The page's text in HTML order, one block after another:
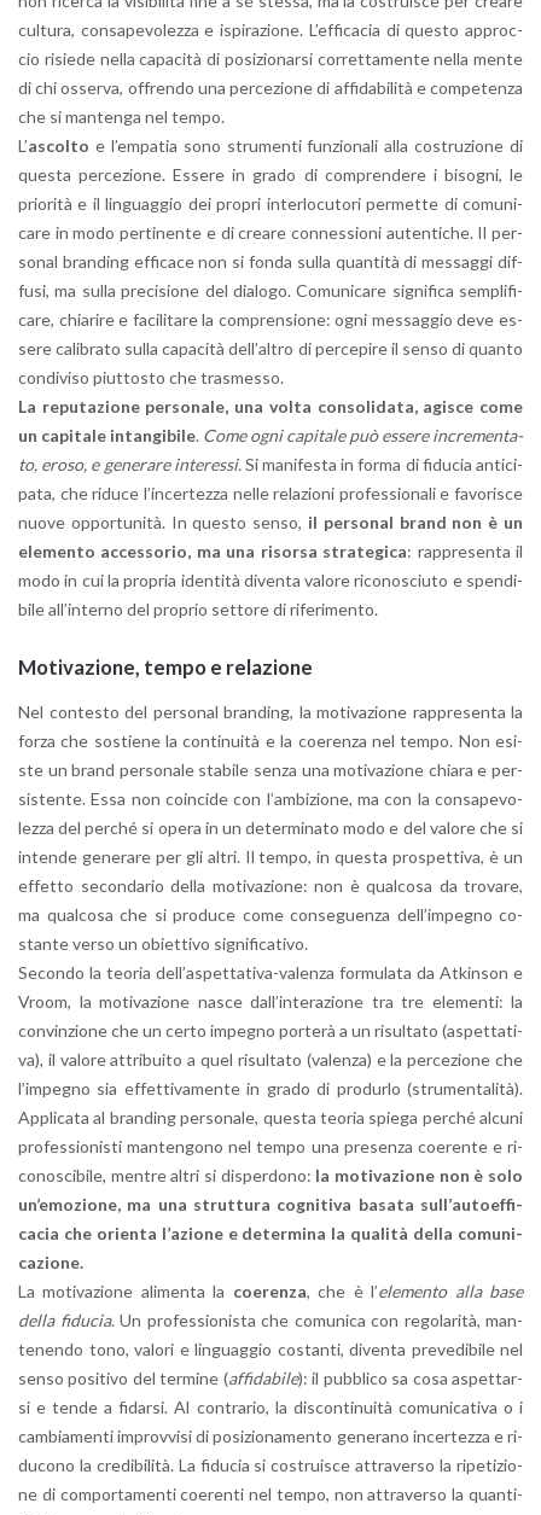
cul­tu­ra, con­sa­pe­vo­lez­za e ispi­ra­zio­ne. L’ef­fi­ca­cia di que­sto ap­proc­
cio ri­sie­de nella ca­pa­ci­tà di po­si­zio­nar­si cor­ret­ta­men­te nella mente
di chi os­ser­va, of­fren­do una per­ce­zio­ne di af­fi­da­bi­li­tà e com­pe­ten­za
che si man­ten­ga nel tempo.
L’ascol­to e l’em­pa­tia sono stru­men­ti fun­zio­na­li alla co­stru­zio­ne di
que­sta per­ce­zio­ne. Es­se­re in grado di com­pren­de­re i bi­so­gni, le
prio­ri­tà e il lin­guag­gio dei pro­pri in­ter­lo­cu­to­ri per­met­te di co­mu­ni­
ca­re in modo per­ti­nen­te e di crea­re con­nes­sio­ni au­ten­ti­che. Il per­
so­nal bran­ding ef­fi­ca­ce non si fonda sulla quan­ti­tà di mes­sag­gi dif­
fu­si, ma sulla pre­ci­sio­ne del dia­lo­go. Co­mu­ni­ca­re si­gni­fi­ca sem­pli­fi­
ca­re, chia­ri­re e fa­ci­li­ta­re la com­pren­sio­ne: ogni mes­sag­gio deve es­
se­re ca­li­bra­to sulla ca­pa­ci­tà del­l’al­tro di per­ce­pi­re il senso di quan­to
con­di­vi­so piut­to­sto che tra­smes­so.
La re­pu­ta­zio­ne per­so­na­le, una volta con­so­li­da­ta, agi­sce come
un ca­pi­ta­le in­tan­gi­bi­le. Come ogni ca­pi­ta­le può es­se­re in­cre­men­ta­
to, eroso, e ge­ne­ra­re in­te­res­si.Si ma­ni­fe­sta in forma di fi­du­cia an­ti­ci­
pa­ta, che ri­du­ce l’in­cer­tez­za nelle re­la­zio­ni pro­fes­sio­na­li e fa­vo­ri­sce
nuove op­por­tu­ni­tà. In que­sto senso, il per­so­nal brand non è un
ele­men­to ac­ces­so­rio, ma una ri­sor­sa stra­te­gi­ca: rap­pre­sen­ta il
modo in cui la pro­pria iden­ti­tà di­ven­ta va­lo­re ri­co­no­sciu­to e spen­di­
bi­le al­l’in­ter­no del pro­prio set­to­re di ri­fe­ri­men­to.
Mo­ti­va­zio­ne, tempo e re­la­zio­ne
Nel con­te­sto del per­so­nal bran­ding, la mo­ti­va­zio­ne rap­pre­sen­ta la
forza che so­stie­ne la con­ti­nui­tà e la coe­ren­za nel tempo. Non esi­
ste un brand per­so­na­le sta­bi­le senza una mo­ti­va­zio­ne chia­ra e per­
si­sten­te. Essa non coin­ci­de con l’am­bi­zio­ne, ma con la con­sa­pe­vo­
lez­za del per­ché si opera in un de­ter­mi­na­to modo e del va­lo­re che si
in­ten­de ge­ne­ra­re per gli altri. Il tempo, in que­sta pro­spet­ti­va, è un
ef­fet­to se­con­da­rio della mo­ti­va­zio­ne: non è qual­co­sa da tro­va­re,
ma qual­co­sa che si pro­du­ce come con­se­guen­za del­l’im­pe­gno co­
stan­te verso un obiet­ti­vo si­gni­fi­ca­ti­vo.
Se­con­do la teo­ria del­l’a­spet­ta­ti­va-va­len­za for­mu­la­ta da At­kin­son e
Vroom, la mo­ti­va­zio­ne nasce dal­l’in­te­ra­zio­ne tra tre ele­men­ti: la
con­vin­zio­ne che un certo im­pe­gno por­te­rà a un ri­sul­ta­to (aspet­ta­ti­
va), il va­lo­re at­tri­bui­to a quel ri­sul­ta­to (va­len­za) e la per­ce­zio­ne che
l’im­pe­gno sia ef­fet­ti­va­men­te in grado di pro­dur­lo (stru­men­ta­li­tà).
Ap­pli­ca­ta al bran­ding per­so­na­le, que­sta teo­ria spie­ga per­ché al­cu­ni
pro­fes­sio­ni­sti man­ten­go­no nel tempo una pre­sen­za coe­ren­te e ri­
co­no­sci­bi­le, men­tre altri si di­sper­do­no: la mo­ti­va­zio­ne non è solo
un’e­mo­zio­ne, ma una strut­tu­ra co­gni­ti­va ba­sa­ta sul­l’au­toef­fi­
ca­cia che orien­ta l’a­zio­ne e de­ter­mi­na la qua­li­tà della co­mu­ni­
ca­zio­ne.
La mo­ti­va­zio­ne ali­men­ta la coe­ren­za, che è l’ele­men­to alla base
della fi­du­cia. Un pro­fes­sio­ni­sta che co­mu­ni­ca con re­go­la­ri­tà, man­
te­nen­do tono, va­lo­ri e lin­guag­gio co­stan­ti, di­ven­ta pre­ve­di­bi­le nel
senso po­si­ti­vo del ter­mi­ne (af­fi­da­bi­le): il pub­bli­co sa cosa aspet­tar­
si e tende a fi­dar­si. Al con­tra­rio, la di­scon­ti­nui­tà co­mu­ni­ca­ti­va o i
cam­bia­men­ti im­prov­vi­si di po­si­zio­na­men­to ge­ne­ra­no in­cer­tez­za e ri­
du­co­no la cre­di­bi­li­tà. La fi­du­cia si co­strui­sce at­tra­ver­so la ri­pe­ti­zio­
ne di com­por­ta­men­ti coe­ren­ti nel tempo, non at­tra­ver­so la quan­ti­